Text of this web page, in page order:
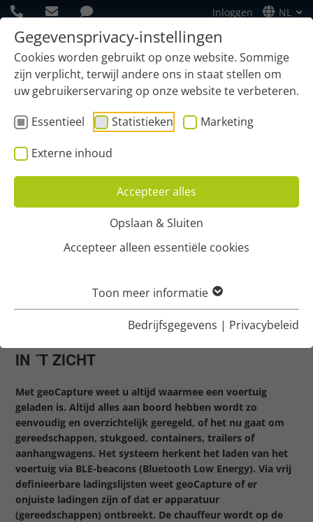
Gegevensprivacy-instellingen
Cookies worden gebruikt op onze website. Sommige
zijn verplicht, terwijl andere ons in staat stellen om
uw gebruikerservaring op onze website te verbeteren.
Essentieel
Statistieken Marketing
Externe inhoud
Accepteer alles
Opslaan & Sluiten
Accepteer alleen essentiële cookies
Toon meer informatie
Bedrijfsgegevens | Privacybeleid
Inloggen NL
Beladingscontrole
ALTIJD ALLES AAN BOORD
GEREEDSCHAP EN BELADEN ALTIJD
IN ´T ZICHT
Met geoCapture weet u altijd waarmee een voertuig
geladen is. Altijd alles aan boord hebben wordt zo
eenvoudig en overzichtelijk geregeld, of het nu gaat om
gereedschappen, stukgoed, containers, trailers of
aanhangwagens. Het systeem herkent het laden van het
voertuig via BLE-beacons (Bluetooth Low Energy). Via vrij
definieerbare ladingslijsten weet geoCapture of er
onjuiste ladingen zijn of dat er apparatuur
(gereedschappen) ontbreekt. De chauffeur wordt op de